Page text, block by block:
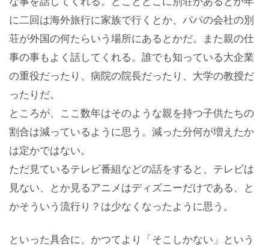
に二回は海外旅行に家族で行くとか、パパの会社の別
荘が外国の何たらいう場所にあるとかだ。また親の仕
事の事もよく話してくれる。誰でも知っている大企業
の重役だったり、病院の院長だったり、大学の教授だ
ったりだ。
ところが、ここ数年はそのような親を持つ子供たちの
割合は減っているように思う。減った分何が増えたか
は定かではない。
ただ見ているテレビ番組などの話をすると、テレビは
見ない、とか見るアニメはディズニーだけである、と
かそういう流行り？は少なくなったように思う。
といった具合に、かつてより「そこしかない」という